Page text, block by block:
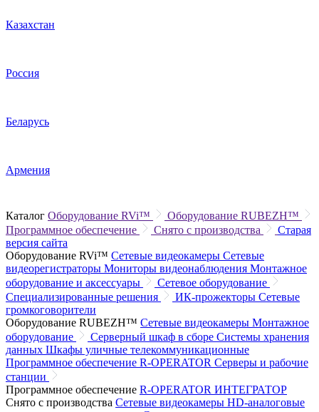
Казахстан
Россия
Беларусь
Армения
Каталог Оборудование RVi™
Оборудование RUBEZH™
Программное обеспечение
Снято с производства
Старая
версия сайта
Оборудование RVi™ Сетевые видеокамеры Сетевые
видеорегистраторы Мониторы видеонаблюдения Монтажное
оборудование и аксессуары
Сетевое оборудование
Специализированные решения
ИК-прожекторы Сетевые
громкоговорители
Оборудование RUBEZH™ Сетевые видеокамеры Монтажное
оборудование
Серверный шкаф в сборе Системы хранения
данных Шкафы уличные телекоммуникационные
Программное обеспечение R-OPERATOR Серверы и рабочие
станции
Программное обеспечение R-OPERATOR ИНТЕГРАТОР
Снято с производства Сетевые видеокамеры HD-аналоговые